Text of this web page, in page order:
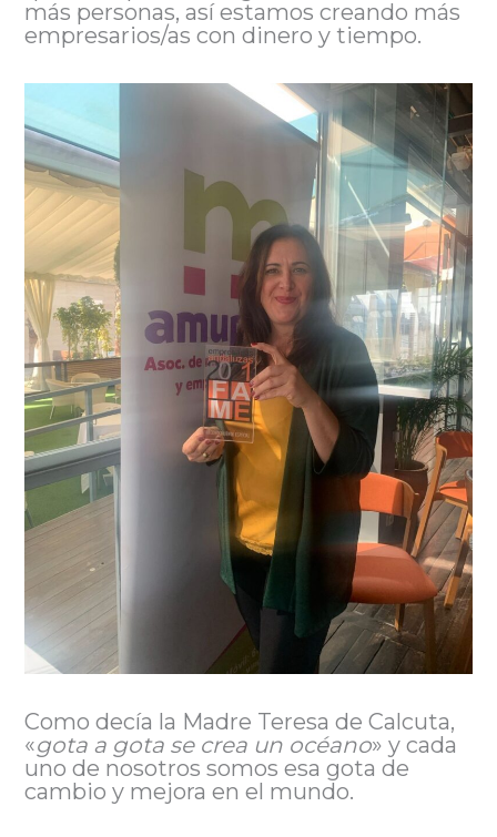
más personas, así estamos creando más
empresarios/as con dinero y tiempo.
Como decía la Madre Teresa de Calcuta,
«gota a gota se crea un océano» y cada
uno de nosotros somos esa gota de
cambio y mejora en el mundo.